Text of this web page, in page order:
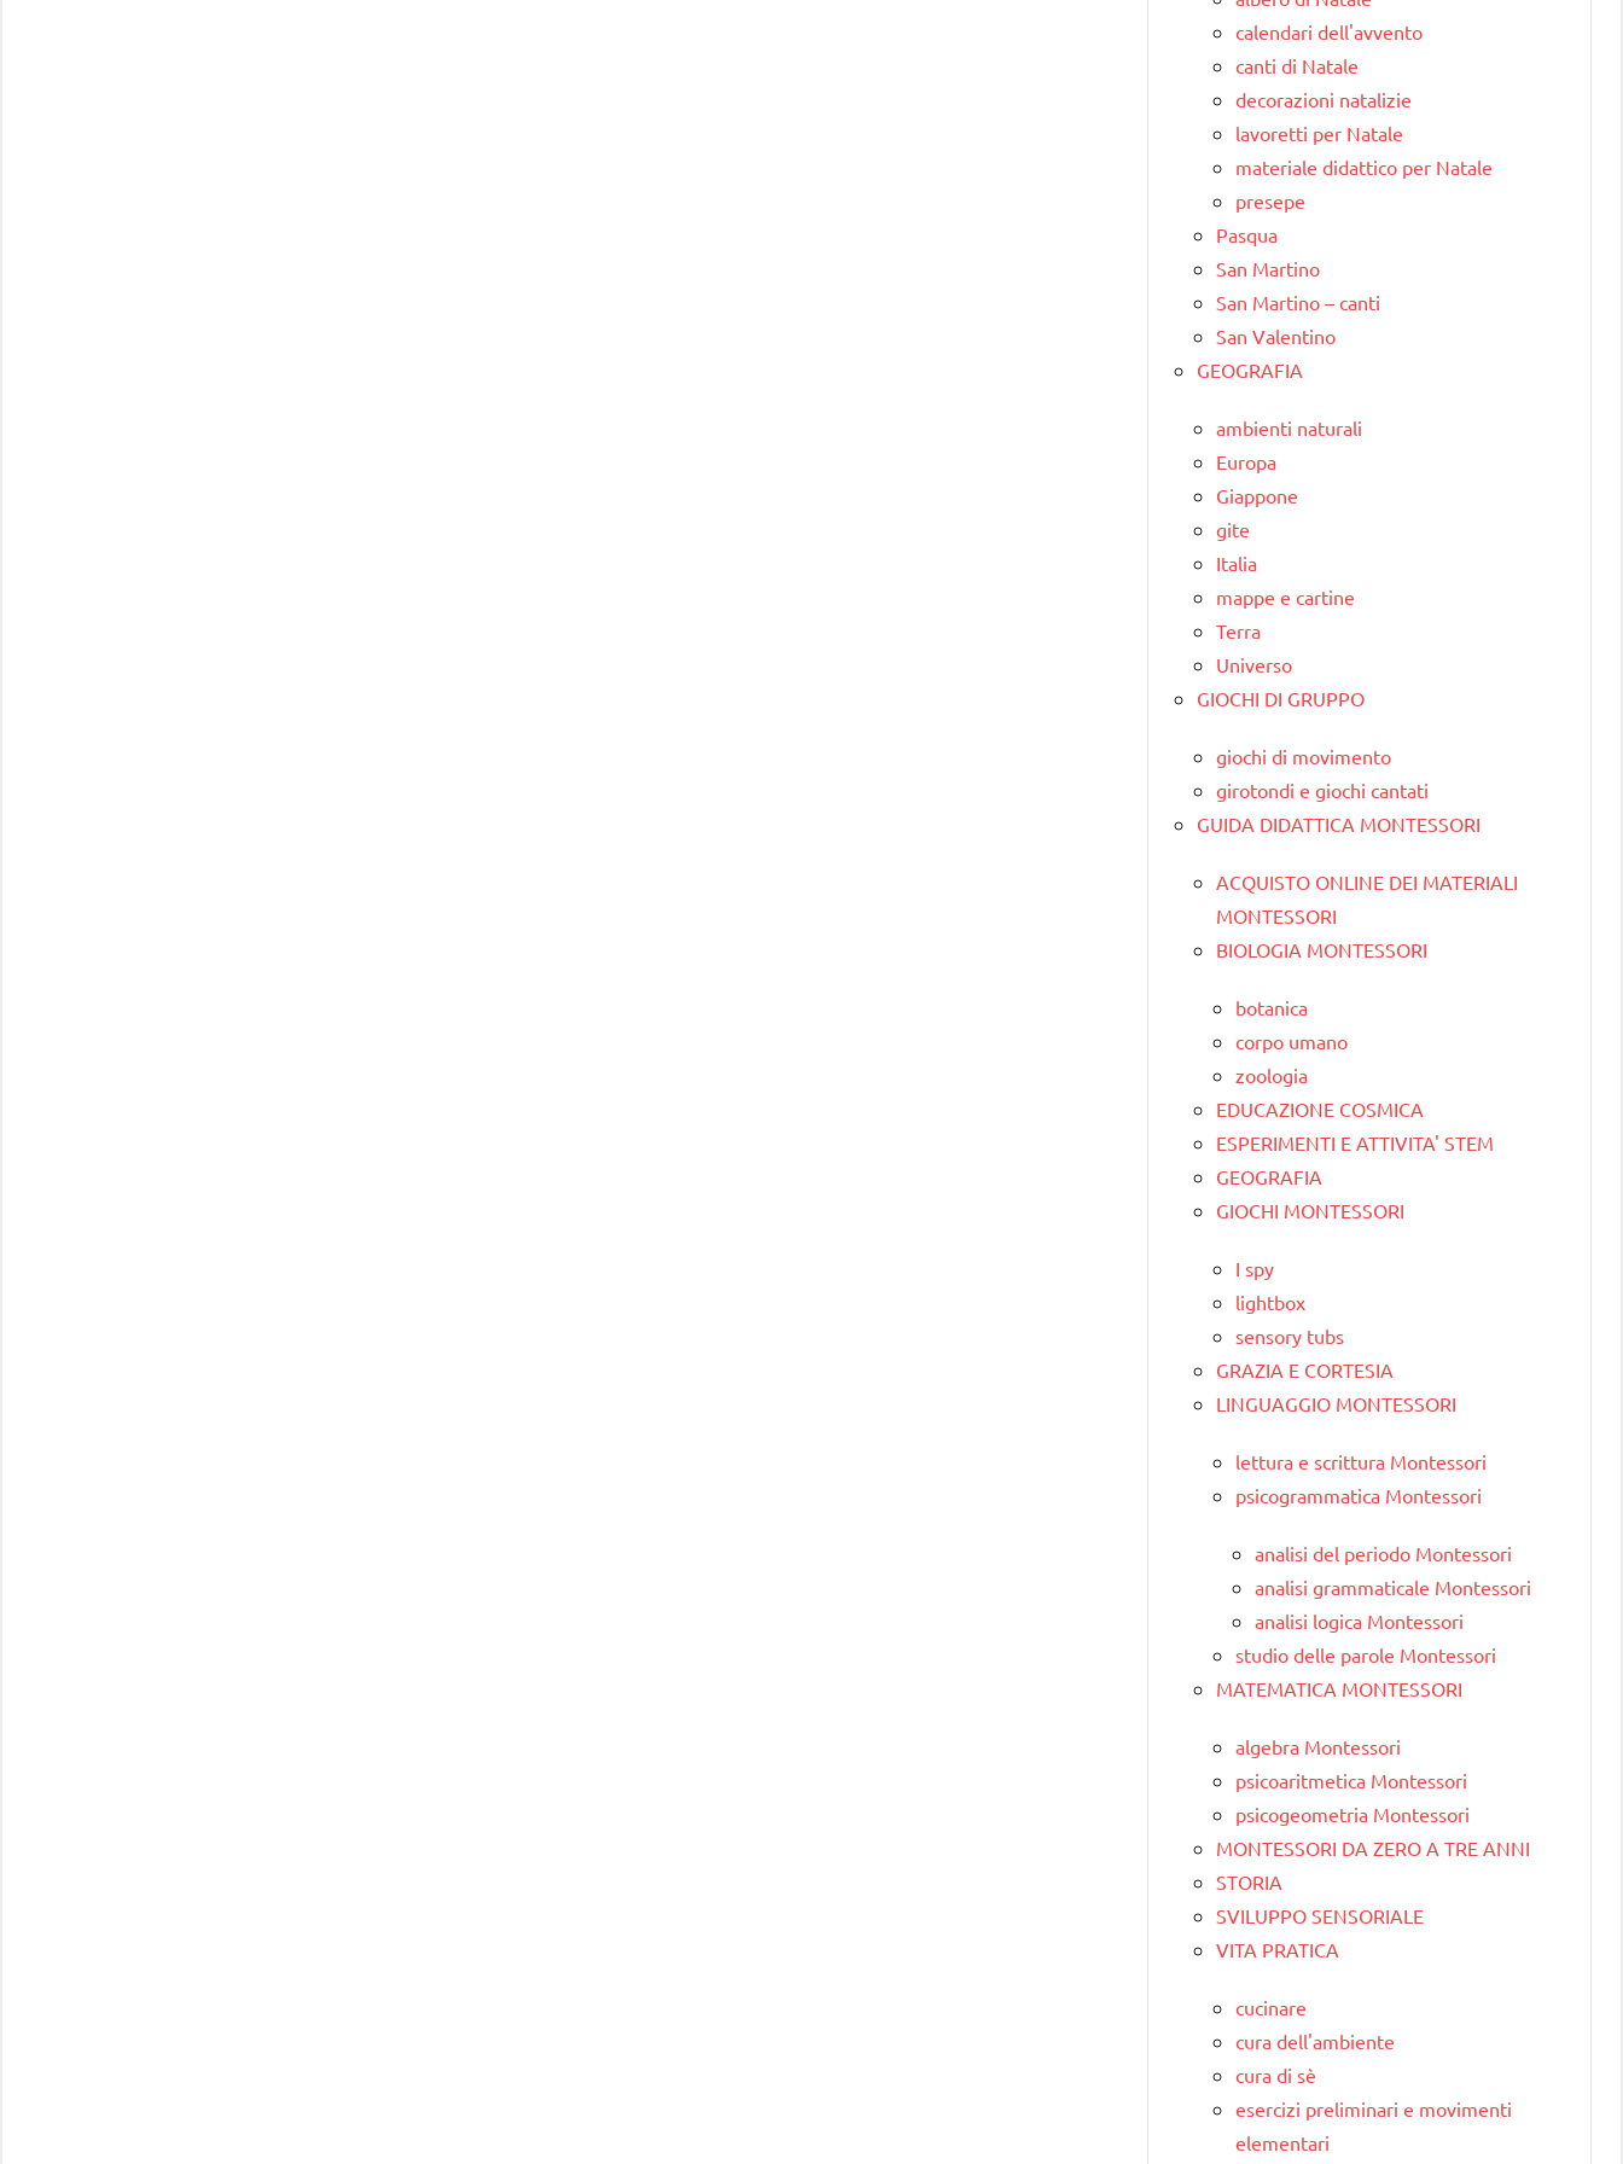
calendari dell'avvento
canti di Natale
decorazioni natalizie
lavoretti per Natale
materiale didattico per Natale
presepe
Pasqua
San Martino
San Martino – canti
San Valentino
GEOGRAFIA
ambienti naturali
Europa
Giappone
gite
Italia
mappe e cartine
Terra
Universo
GIOCHI DI GRUPPO
giochi di movimento
girotondi e giochi cantati
GUIDA DIDATTICA MONTESSORI
ACQUISTO ONLINE DEI MATERIALI
MONTESSORI
BIOLOGIA MONTESSORI
botanica
corpo umano
zoologia
EDUCAZIONE COSMICA
ESPERIMENTI E ATTIVITA' STEM
GEOGRAFIA
GIOCHI MONTESSORI
I spy
lightbox
sensory tubs
GRAZIA E CORTESIA
LINGUAGGIO MONTESSORI
lettura e scrittura Montessori
psicogrammatica Montessori
analisi del periodo Montessori
analisi grammaticale Montessori
analisi logica Montessori
studio delle parole Montessori
MATEMATICA MONTESSORI
algebra Montessori
psicoaritmetica Montessori
psicogeometria Montessori
MONTESSORI DA ZERO A TRE ANNI
STORIA
SVILUPPO SENSORIALE
VITA PRATICA
cucinare
cura dell'ambiente
cura di sè
esercizi preliminari e movimenti
elementari